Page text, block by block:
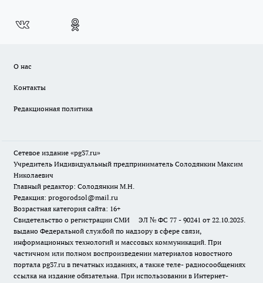
О нас
Контакты
Редакционная политика
Сетевое издание «pg37.ru»
Учредитель Индивидуальный предприниматель Солодянкин Максим
Николаевич
Главный редактор: Солодянкин М.Н.
Редакция: progorodsol@mail.ru
Возрастная категория сайта: 16+
Свидетельство о регистрации СМИ ЭЛ № ФС 77 - 90241 от 22.10.2025.
выдано Федеральной службой по надзору в сфере связи,
информационных технологий и массовых коммуникаций. При
частичном или полном воспроизведении материалов новостного
портала pg37.ru в печатных изданиях, а также теле- радиосообщениях
ссылка на издание обязательна. При использовании в Интернет-